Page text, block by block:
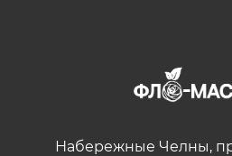
Набережные Челны,